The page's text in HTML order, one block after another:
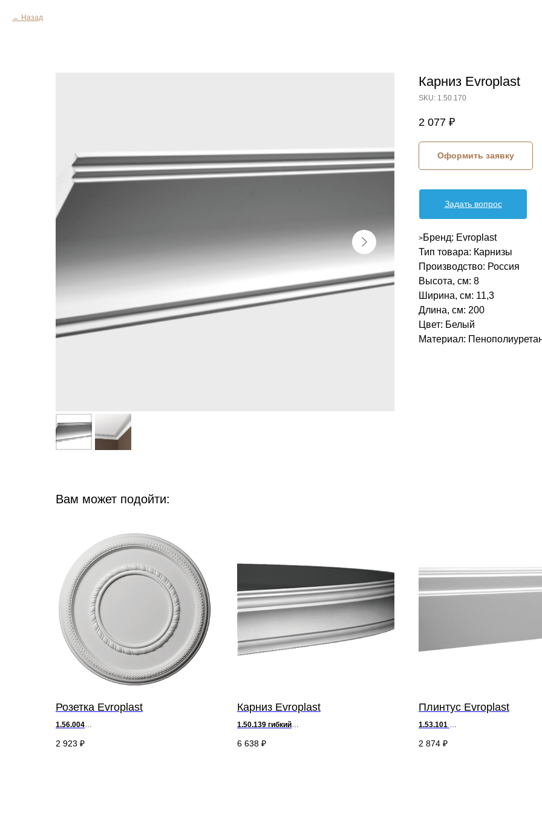
Назад
Карниз Evroplast
SKU: 1.50.170
2 077 ₽
Оформить заявку
Задать вопрос
>Бренд: Evroplast
Тип товара: Карнизы
Производство: Россия
Высота, см: 8
Ширина, см: 11,3
Длина, см: 200
Цвет: Белый
Материал:
Вам может подойти:
Розетка Evroplast
1.56.004
2 923 ₽
Карниз Evroplast
1.50.139 гибкий
6 638 ₽
Плинтус Evroplast
1.53.101
2 874 ₽